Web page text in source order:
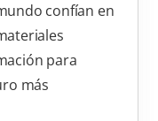
confían en
para
más